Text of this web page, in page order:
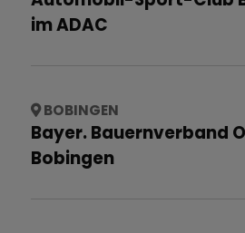
im ADAC
BOBINGEN
Bayer. Bauernverband
Bobingen